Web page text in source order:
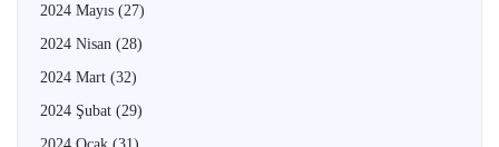
2024 Mayıs (27)
2024 Nisan (28)
2024 Mart (32)
2024 Şubat (29)